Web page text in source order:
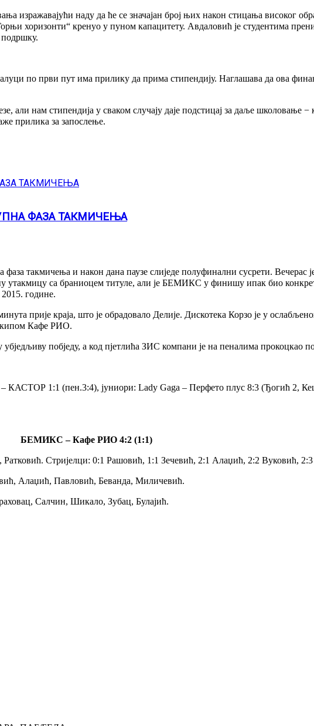
изражавајући наду да ће се значајан број њих након стицања високог
хоризонти“ кренуо у пуном капацитету. Авдаловић је студентима
подршку.
по први пут има прилику да прима стипендију. Наглашава да ова
али нам стипендија у сваком случају даје подстицај за даље школовање
прилика за запослење.
ФАЗА ТАКМИЧЕЊА
такмичења и након дана паузе слиједе полуфинални сусрети. Вечерас
утакмицу са браниоцем титуле, али је БЕМИКС у финишу ипак био
године.
прије краја, што је обрадовало Делије. Дискотека Корзо је у
Кафе РИО.
побједу, а код пјетлића ЗИС компани је на пеналима прокоцкао
1:1 (пен.3:4), јуниори: Lady Gaga – Перфето плус 8:3 (Ђогић 2,
БЕМИКС – Кафе РИО 4:2 (1:1)
Ратковић. Стријелци: 0:1 Рашовић, 1:1 Зечевић, 2:1 Алаџић, 2:2 Вуковић,
Алаџић, Павловић, Беванда, Миличевић.
Салчин, Шикало, Зубац, Булајић.